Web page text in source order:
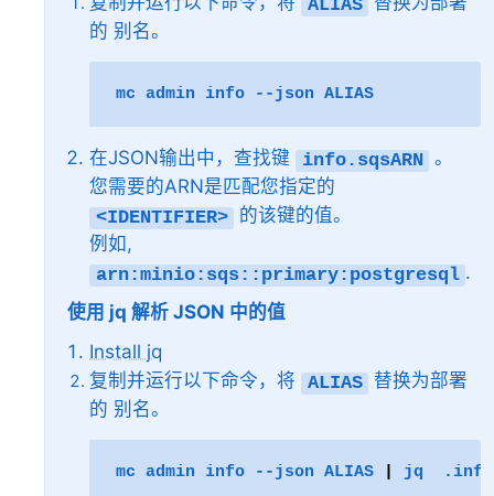
ALIAS
的 别名。
mc admin info --json
在JSON输出中，查找键 info.sqsARN 。
您需要的ARN是匹配您指定的
<IDENTIFIER>
的该键的值。
例如,
arn:minio:sqs::primary:postgresql .
使用 jq 解析 JSON 中的值
Install jq
复制并运行以下命令，将
ALIAS
替换为部署
的 别名。
mc admin info --json ALIAS jq